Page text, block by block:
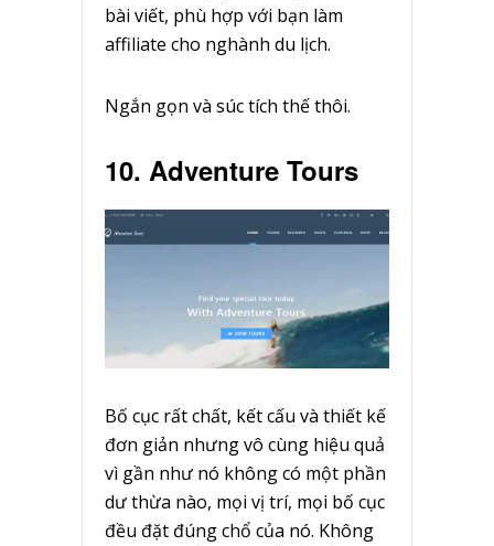
bài viết, phù hợp với bạn làm
affiliate cho nghành du lịch.
Ngắn gọn và súc tích thế thôi.
10. Adventure Tours
Bố cục rất chất, kết cấu và thiết kế
đơn giản nhưng vô cùng hiệu quả
vì gần như nó không có một phần
dư thừa nào, mọi vị trí, mọi bố cục
đều đặt đúng chổ của nó. Không